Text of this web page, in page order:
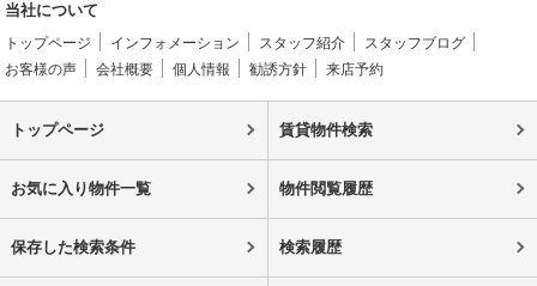
当社について
トップページ インフォメーション スタッフ紹介
スタッフブログ
お客様の声
会社概要 個人情報 勧誘方針 来店予約
トップページ 賃貸物件検索
お気に入り物件一覧 物件閲覧履歴
保存した検索条件 検索履歴